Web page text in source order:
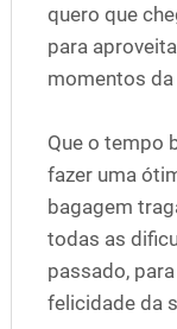
quero que
para
momentos da
Que o tempo
fazer uma
bagagem
todas as
passado,
felicidade da